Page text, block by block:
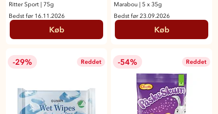
Ritter Sport | 75g
Bedst før 16.11.2026
Køb
Marabou | 5 x 35g
Bedst før 23.09.2026
Køb
-29% Reddet -54% Reddet